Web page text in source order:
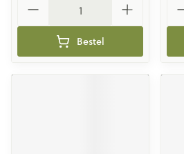
Bestel